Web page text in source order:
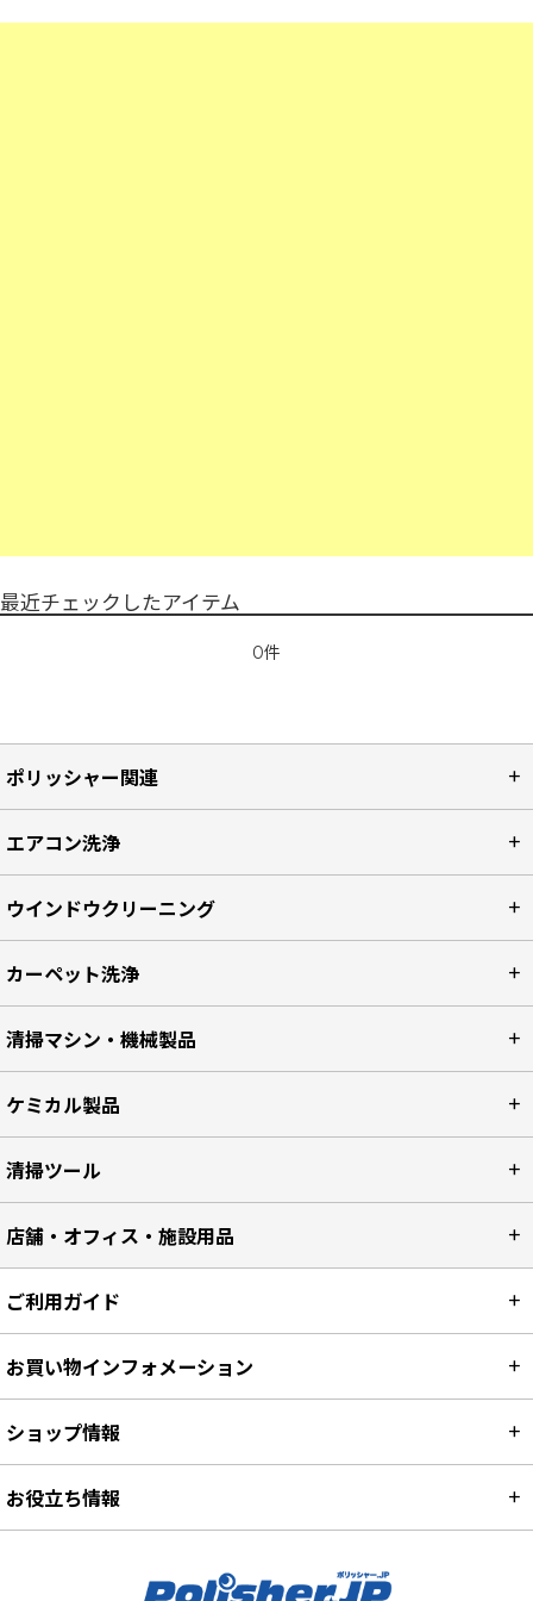
最近チェックしたアイテム
0件
ポリッシャー関連
エアコン洗浄
ウインドウクリーニング
カーペット洗浄
清掃マシン・機械製品
ケミカル製品
清掃ツール
店舗・オフィス・施設用品
ご利用ガイド
お買い物インフォメーション
ショップ情報
お役立ち情報